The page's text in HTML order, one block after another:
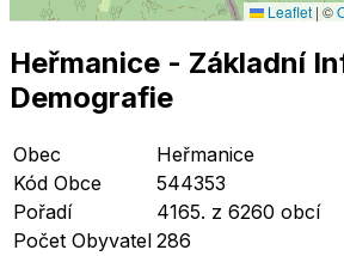
Leaflet | ©
Heřmanice - Základní
Demografie
Obec
Heřmanice
Kód Obce
544353
Pořadí
4165. z 6260 obcí
Počet Obyvatel 286